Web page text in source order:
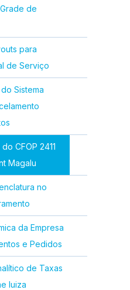
de
para
de Serviço
Sistema
CFOP 2411
Magalu
no
da Empresa
e Pedidos
de Taxas
luiza